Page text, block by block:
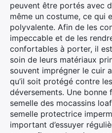
peuvent être portés avec
même un costume, ce qui
polyvalente. Afin de les
impeccable et de les
confortables à porter, il
soin de leurs matériaux
souvent imprégner le cuir
qu’il soit protégé contre
déversements. Une
semelle des mocassins
semelle protectrice
important d’essuyer